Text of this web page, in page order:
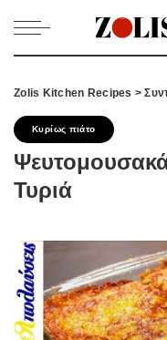
Zolis Kitchen Recipes >
Κυρίως πιάτο
Τυριά